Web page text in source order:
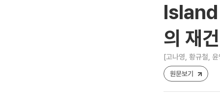
의 재건
[고나영, 황규철,
원문보기